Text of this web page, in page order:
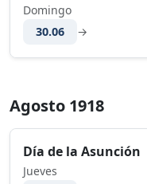
Domingo
30.06
→
Agosto 1918
Día de la Asunción
Jueves